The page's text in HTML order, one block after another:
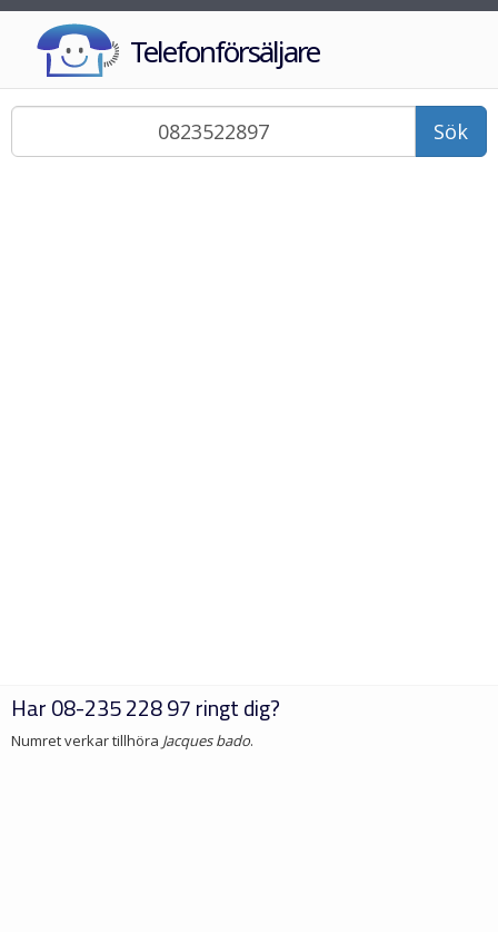
Telefonförsäljare
Sök
Har08-235 228 97ringt dig?
Numret verkar tillhöra Jacques bado.